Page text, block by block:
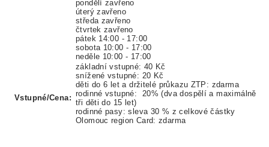
pondělí zavřeno
úterý zavřeno
středa zavřeno
čtvrtek zavřeno
pátek 14:00 - 17:00
sobota 10:00 - 17:00
neděle 10:00 - 17:00
Vstupné/Cena:
základní vstupné: 40 Kč
snížené vstupné: 20 Kč
děti do 6 let a držitelé průkazu ZTP: zdarma
rodinné vstupné: 20% (dva dospělí a maximálně
tři děti do 15 let)
rodinné pasy: sleva 30 % z celkové částky
Olomouc region Card: zdarma